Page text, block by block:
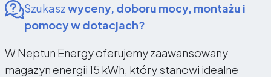
Szukaszwyceny, doboru mocy, montażu i
pomocy w dotacjach?
W Neptun Energy oferujemy zaawansowany
magazyn energii 15 kWh, który stanowi idealne